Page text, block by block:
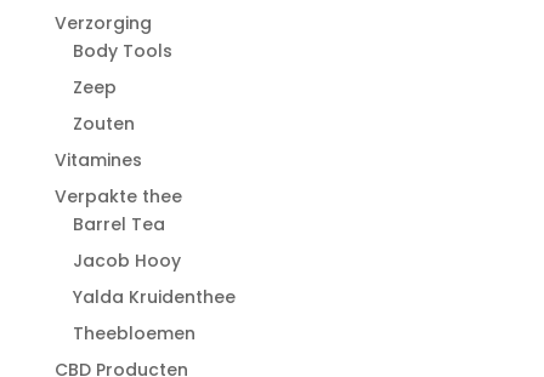
Verzorging
Body Tools
Zeep
Zouten
Vitamines
Verpakte thee
Barrel Tea
Jacob Hooy
Yalda Kruidenthee
Theebloemen
CBD Producten